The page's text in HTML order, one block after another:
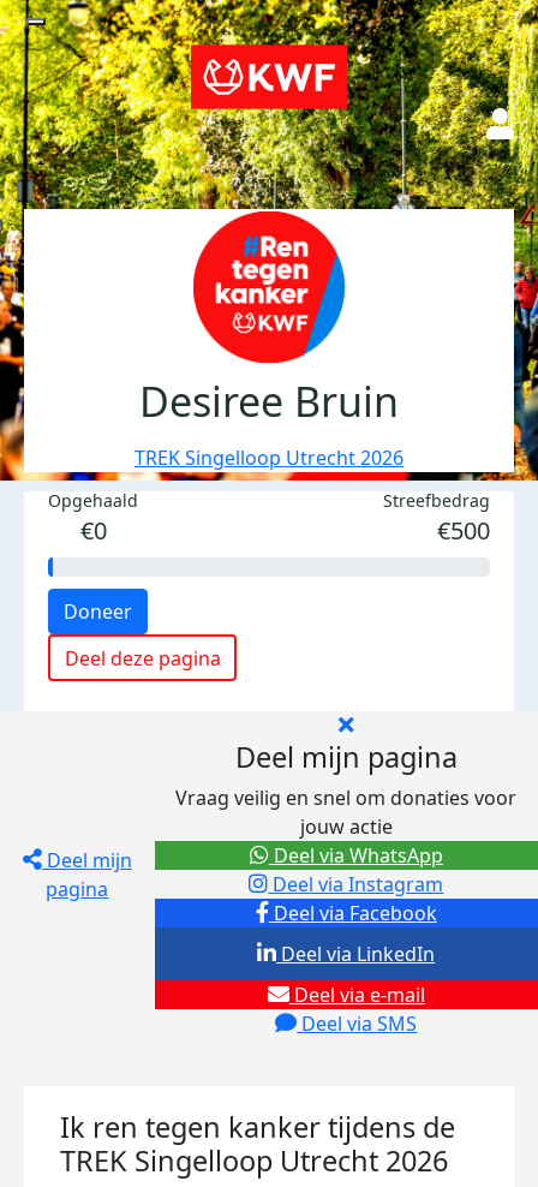
Desiree Bruin
TREK Singelloop Utrecht 2026
Opgehaald
€0
Streefbedrag
€500
Doneer
Deel deze pagina
Deel mijn
pagina
Deel mijn pagina
Vraag veilig en snel om donaties voor
jouw actie
Deel via Facebook
Deel via Instagram
Deel via e-mail
Deel via SMS
Deel via LinkedIn
Deel via WhatsApp
Ik ren tegen kanker tijdens de
TREK Singelloop Utrecht 2026